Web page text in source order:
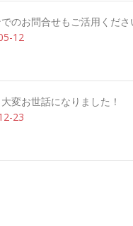
のお問合せもご活用くださ
12
変お世話になりました！
23